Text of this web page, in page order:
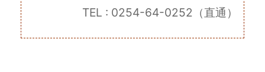
TEL : 0254-64-0252（直通）